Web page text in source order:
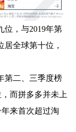
位，与2019年第
全球第十位，
第二、三季度榜
而拼多多并未上
来首次超过淘